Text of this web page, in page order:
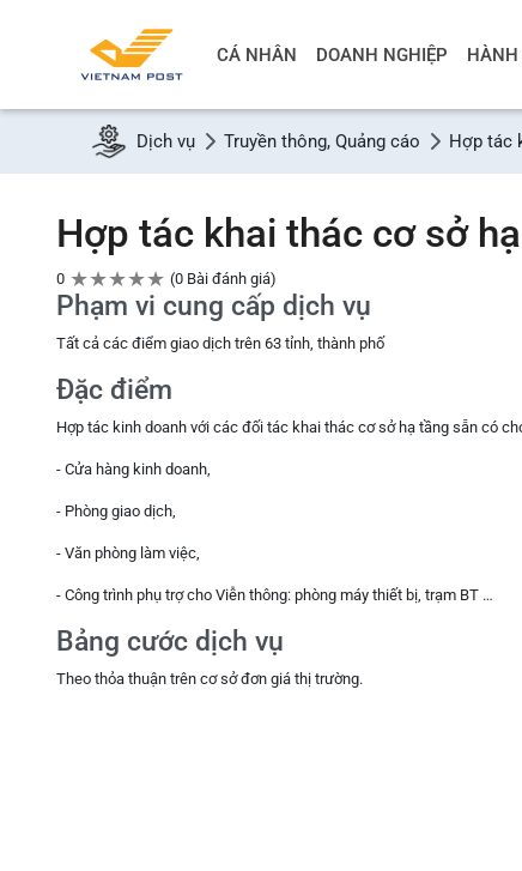
CÁ NHÂN DOANH NGHIỆP HÀNH
Dịch vụ Truyền thông, Quảng cáo Hợp tác
Hợp tác khai thác cơ sở
0 ★★★★★ 0 Bài đánh giá
Phạm vi cung cấp dịch vụ
Tất cả các điểm giao dịch trên 63 tỉnh, thành phố
Đặc điểm
Hợp tác kinh doanh với các đối tác khai thác cơ sở hạ tầng sẵn có
- Cửa hàng kinh doanh,
- Phòng giao dịch,
- Văn phòng làm việc,
- Công trình phụ trợ cho Viễn thông: phòng máy thiết bị, trạm BT …
Bảng cước dịch vụ
Theo thỏa thuận trên cơ sở đơn giá thị trường.